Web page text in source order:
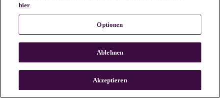
n
hier.
Optionen
Ablehnen
Akzeptieren